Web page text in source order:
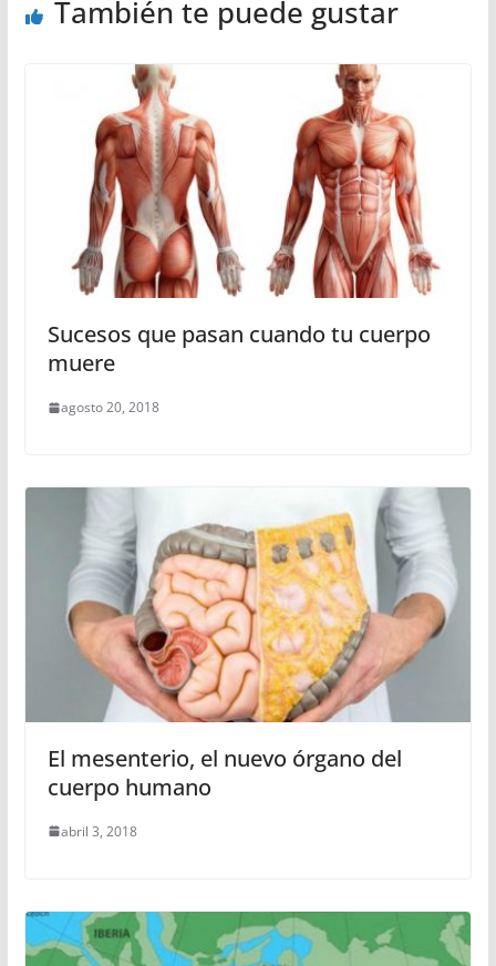
También te puede gustar
Sucesos que pasan cuando tu cuerpo
muere
agosto 20, 2018
El mesenterio, el nuevo órgano del
cuerpo humano
abril 3, 2018